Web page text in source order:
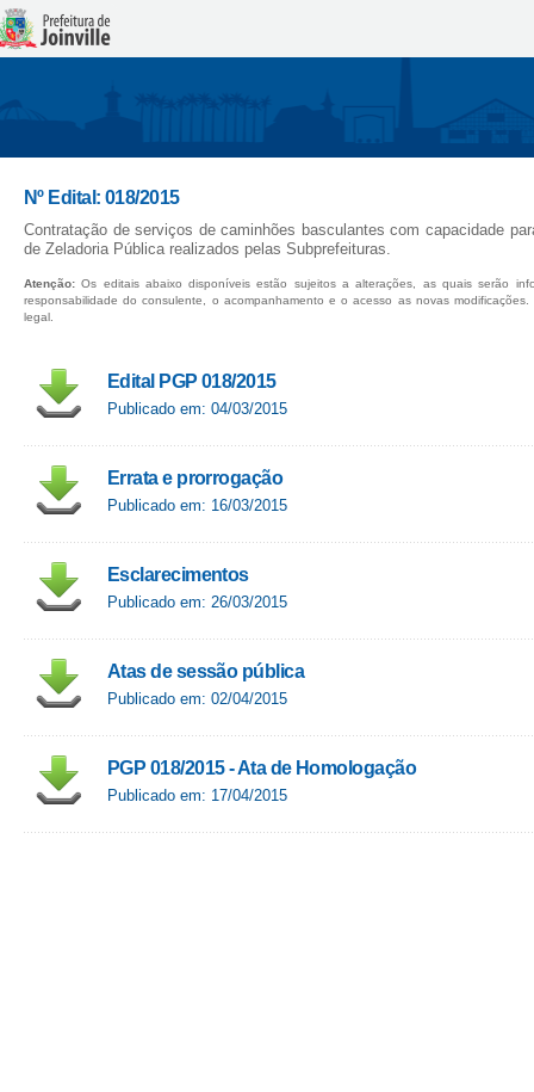
Nº Edital: 018/2015
Contratação de serviços de caminhões basculantes com capacidade
de Zeladoria Pública realizados pelas Subprefeituras.
Atenção: Os editais abaixo disponíveis estão sujeitos a alterações, as quais serão
responsabilidade do consulente, o acompanhamento e o acesso as novas
legal.
Edital PGP 018/2015
Publicado em: 04/03/2015
Errata e prorrogação
Publicado em: 16/03/2015
Esclarecimentos
Publicado em: 26/03/2015
Atas de sessão pública
Publicado em: 02/04/2015
PGP 018/2015 - Ata de Homologação
Publicado em: 17/04/2015